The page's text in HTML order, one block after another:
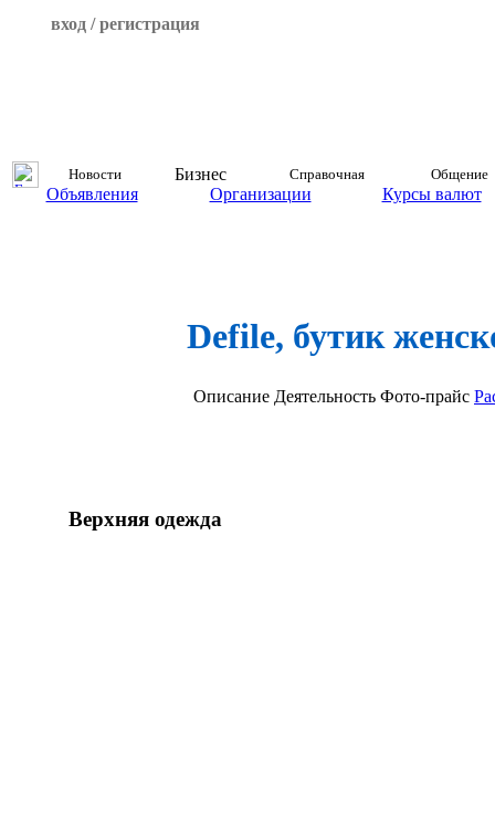
вход / регистрация
Новости Бизнес Справочная Общение
Объявления Организации Курсы валют
Defile, бутик
Описание Деятельность Фото-прайс
Верхняя одежда